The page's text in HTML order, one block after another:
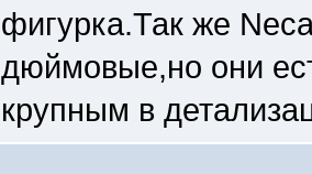
фигурка.Так же
дюймовые,но они
крупным в